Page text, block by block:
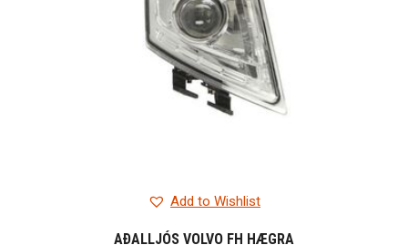
Add to Wishlist
AÐALLJÓS VOLVO FH HÆGRA